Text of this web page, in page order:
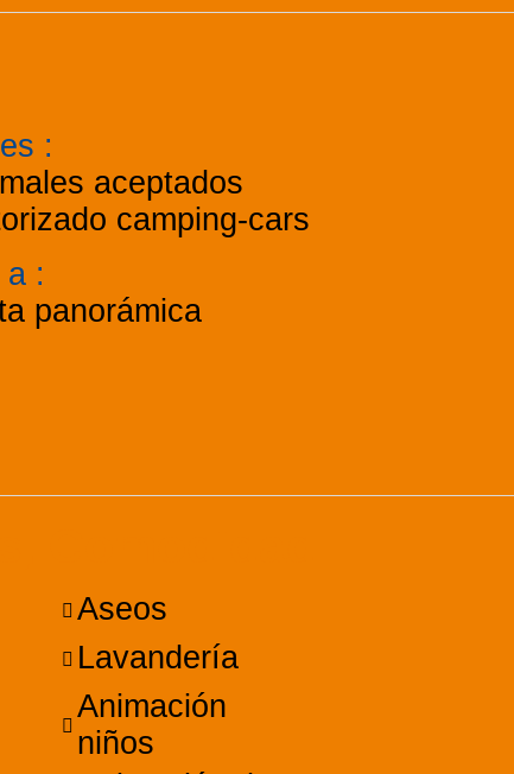
:
aceptados
camping-cars
a :
panorámica
Aseos
Lavandería
Animación
niños